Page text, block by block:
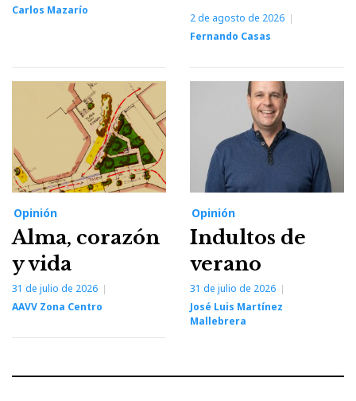
Carlos Mazarío
2 de agosto de 2026
Fernando Casas
Opinión
Alma, corazón
y vida
31 de julio de 2026
AAVV Zona Centro
Opinión
Indultos de
verano
31 de julio de 2026
José Luis Martínez
Mallebrera